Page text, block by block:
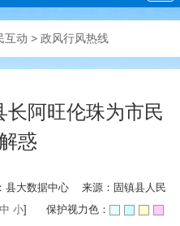
航
互动 > 政风行风热线
长阿旺伦珠为市民
惑
县大数据中心 来源：固镇县人民
中 小] 保护视力色：